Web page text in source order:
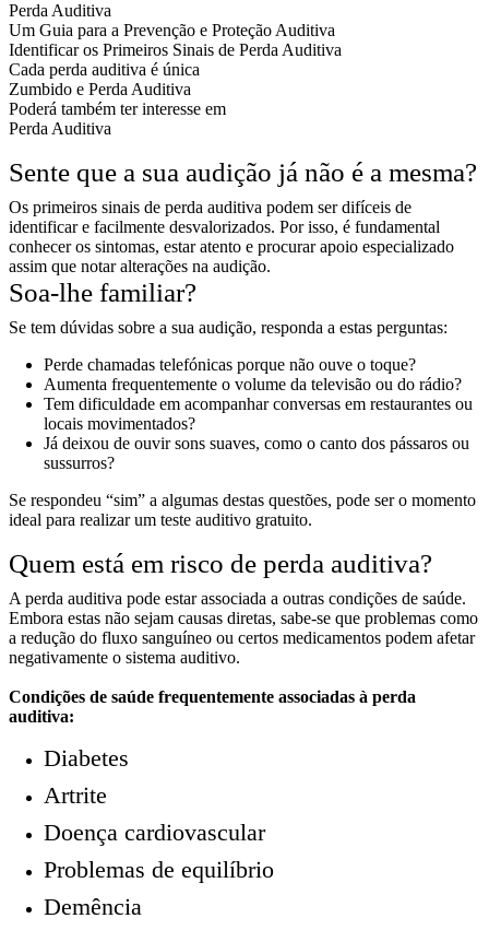
Perda Auditiva
Um Guia para a Prevenção e Proteção Auditiva
Identificar os Primeiros Sinais de Perda Auditiva
Cada perda auditiva é única
Zumbido e Perda Auditiva
Poderá também ter interesse em
Perda Auditiva
Sente que a sua audição já não é a mesma?
Os primeiros sinais de perda auditiva podem ser difíceis de
identificar e facilmente desvalorizados. Por isso, é fundamental
conhecer os sintomas, estar atento e procurar apoio especializado
assim que notar alterações na audição.
Soa-lhe familiar?
Se tem dúvidas sobre a sua audição, responda a estas perguntas:
Perde chamadas telefónicas porque não ouve o toque?
Aumenta frequentemente o volume da televisão ou do rádio?
Tem dificuldade em acompanhar conversas em restaurantes ou
locais movimentados?
Já deixou de ouvir sons suaves, como o canto dos pássaros ou
sussurros?
Se respondeu “sim” a algumas destas questões, pode ser o momento
ideal para realizar um teste auditivo gratuito.
Quem está em risco de perda auditiva?
A perda auditiva pode estar associada a outras condições de saúde.
Embora estas não sejam causas diretas, sabe-se que problemas como
a redução do fluxo sanguíneo ou certos medicamentos podem afetar
negativamente o sistema auditivo.
Condições de saúde frequentemente associadas à perda
auditiva:
Diabetes
Artrite
Doença cardiovascular
Problemas de equilíbrio
Demência